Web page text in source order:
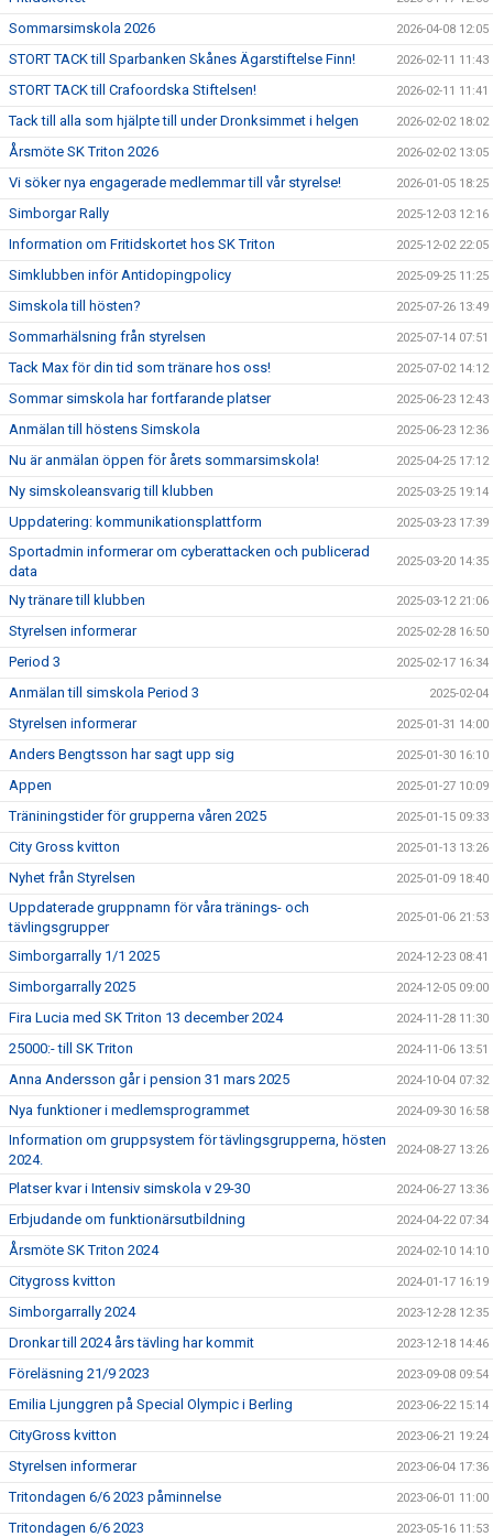
Sommarsimskola 2026 2026-04-08 12:05
STORT TACK till Sparbanken Skånes Ägarstiftelse Finn! 2026-02-11 11:43
STORT TACK till Crafoordska Stiftelsen! 2026-02-11 11:41
Tack till alla som hjälpte till under Dronksimmet i helgen 2026-02-02 18:02
Årsmöte SK Triton 2026 2026-02-02 13:05
Vi söker nya engagerade medlemmar till vår styrelse! 2026-01-05 18:25
Simborgar Rally 2025-12-03 12:16
Information om Fritidskortet hos SK Triton 2025-12-02 22:05
Simklubben inför Antidopingpolicy 2025-09-25 11:25
Simskola till hösten? 2025-07-26 13:49
Sommarhälsning från styrelsen 2025-07-14 07:51
Tack Max för din tid som tränare hos oss! 2025-07-02 14:12
Sommar simskola har fortfarande platser 2025-06-23 12:43
Anmälan till höstens Simskola 2025-06-23 12:36
Nu är anmälan öppen för årets sommarsimskola! 2025-04-25 17:12
Ny simskoleansvarig till klubben 2025-03-25 19:14
Uppdatering: kommunikationsplattform 2025-03-23 17:39
Sportadmin informerar om cyberattacken och publicerad
data
2025-03-20 14:35
Ny tränare till klubben 2025-03-12 21:06
Styrelsen informerar 2025-02-28 16:50
Period 3 2025-02-17 16:34
Anmälan till simskola Period 3 2025-02-04
Styrelsen informerar 2025-01-31 14:00
Anders Bengtsson har sagt upp sig 2025-01-30 16:10
Appen 2025-01-27 10:09
Träniningstider för grupperna våren 2025 2025-01-15 09:33
City Gross kvitton 2025-01-13 13:26
Nyhet från Styrelsen 2025-01-09 18:40
Uppdaterade gruppnamn för våra tränings- och
tävlingsgrupper
2025-01-06 21:53
Simborgarrally 1/1 2025 2024-12-23 08:41
Simborgarrally 2025 2024-12-05 09:00
Fira Lucia med SK Triton 13 december 2024 2024-11-28 11:30
25000:- till SK Triton 2024-11-06 13:51
Anna Andersson går i pension 31 mars 2025 2024-10-04 07:32
Nya funktioner i medlemsprogrammet 2024-09-30 16:58
Information om gruppsystem för tävlingsgrupperna, hösten
2024.
2024-08-27 13:26
Platser kvar i Intensiv simskola v 29-30 2024-06-27 13:36
Erbjudande om funktionärsutbildning 2024-04-22 07:34
Årsmöte SK Triton 2024 2024-02-10 14:10
Citygross kvitton 2024-01-17 16:19
Simborgarrally 2024 2023-12-28 12:35
Dronkar till 2024 års tävling har kommit 2023-12-18 14:46
Föreläsning 21/9 2023 2023-09-08 09:54
Emilia Ljunggren på Special Olympic i Berling 2023-06-22 15:14
CityGross kvitton 2023-06-21 19:24
Styrelsen informerar 2023-06-04 17:36
Tritondagen 6/6 2023 påminnelse 2023-06-01 11:00
Tritondagen 6/6 2023 2023-05-16 11:53